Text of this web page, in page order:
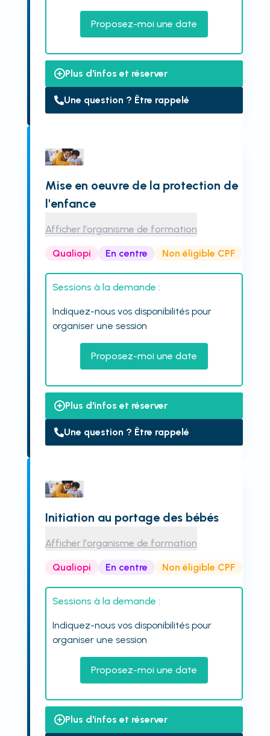
Proposez-moi une date
Plus d'infos et réserver
Une question ? Être rappelé
Mise en oeuvre de la protection de
l'enfance
Afficher l'organisme de formation
Qualiopi En centre Non éligible CPF
Sessions à la demande :
Indiquez-nous vos disponibilités pour
organiser une session
Proposez-moi une date
Plus d'infos et réserver
Une question ? Être rappelé
Initiation au portage des bébés
Afficher l'organisme de formation
Qualiopi En centre Non éligible CPF
Sessions à la demande :
Indiquez-nous vos disponibilités pour
organiser une session
Proposez-moi une date
Plus d'infos et réserver